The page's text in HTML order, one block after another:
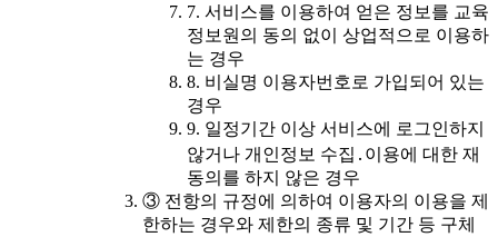
7. 서비스를 이용하여 얻은 정보를 교육
정보원의 동의 없이 상업적으로 이용하
는 경우
8. 비실명 이용자번호로 가입되어 있는
경우
9. 일정기간 이상 서비스에 로그인하지
않거나 개인정보 수집․이용에 대한 재
동의를 하지 않은 경우
③ 전항의 규정에 의하여 이용자의 이용을 제
한하는 경우와 제한의 종류 및 기간 등 구체